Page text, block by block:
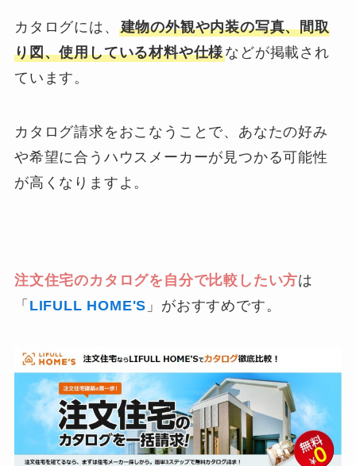
カタログには、 建物の外観や内装の写真、間取
り図、使用している材料や仕様などが掲載され
ています。
カタログ請求をおこなうことで、あなたの好み
や希望に合うハウスメーカーが見つかる可能性
が高くなりますよ。
注文住宅のカタログを自分で比較したい方は
「 LIFULL HOME'S 」がおすすめです。